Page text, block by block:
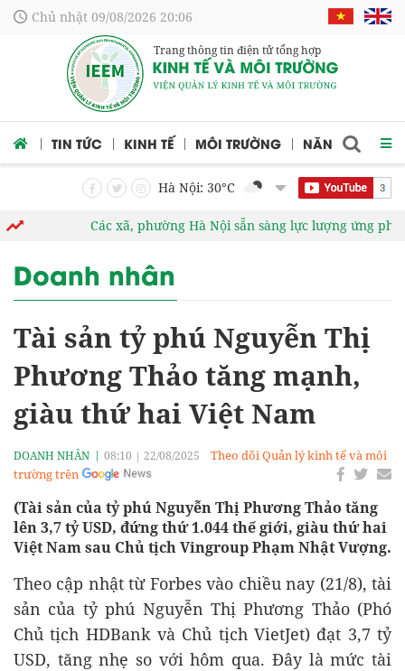
Chủ nhật 09/08/2026 20:06
Trang thông tin điện tử tổng hợp
TIN TỨC KINH TẾ MÔI TRƯỜNG NĂNG LƯỢNG
Hà Nội: 30°C
Các xã, phường Hà Nội sẵn sàng lực lượng ứng phó
Doanh nhân
Tài sản tỷ phú Nguyễn Thị
Phương Thảo tăng mạnh,
giàu thứ hai Việt Nam
DOANH NHÂN 08:10 | 22/08/2025
Theo dõi Quản lý kinh tế và môi
trường trên
(Tài sản của tỷ phú Nguyễn Thị Phương Thảo tăng
lên 3,7 tỷ USD, đứng thứ 1.044 thế giới, giàu thứ hai
Việt Nam sau Chủ tịch Vingroup Phạm Nhật Vượng.
Theo cập nhật từ Forbes vào chiều nay (21/8), tài
sản của tỷ phú Nguyễn Thị Phương Thảo (Phó
Chủ tịch HDBank và Chủ tịch VietJet) đạt 3,7 tỷ
USD, tăng nhẹ so với hôm qua. Đây là mức tài